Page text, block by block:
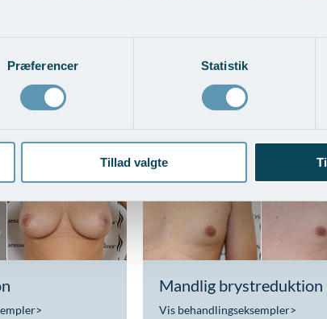
Præferencer Statistik
Tillad valgte
med
>
Brystløft med
brystimplantater
Vis behandlingseksempler
>
Mandlig brystreduktion
Vis behandlingseksempler>